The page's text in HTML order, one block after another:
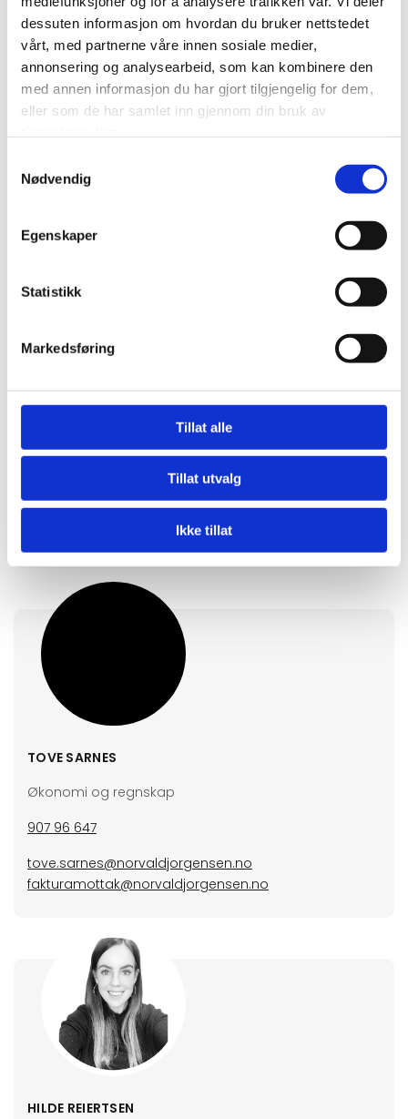
dessuten informasjon om hvordan du bruker nettstedet
vårt, med partnerne våre innen sosiale medier,
annonsering og analysearbeid, som kan kombinere den
med annen informasjon du har gjort tilgjengelig for dem,
eller som de har samlet inn gjennom din bruk av
Nødvendig
Egenskaper
Statistikk
Markedsføring
Tillat alle
Tillat utvalg
Ikke tillat
Prosjektleder
steffen@norvaldjorgensen.no
Prosjektleder
svein@norvaldjorgensen.no
TOVE SARNES
Økonomi og regnskap
907 96 647
tove.sarnes@norvaldjorgensen.no
fakturamottak@norvaldjorgensen.no
HILDE REIERTSEN